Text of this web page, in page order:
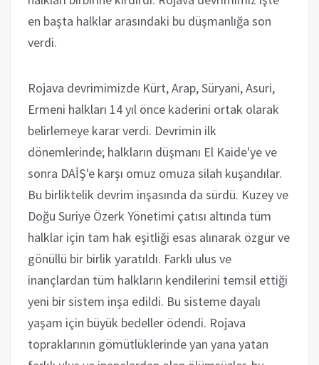
en başta halklar arasındaki bu düşmanlığa son
verdi.
Rojava devrimimizde Kürt, Arap, Süryani, Asuri,
Ermeni halkları 14 yıl önce kaderini ortak olarak
belirlemeye karar verdi. Devrimin ilk
dönemlerinde; halkların düşmanı El Kaide'ye ve
sonra DAİŞ'e karşı omuz omuza silah kuşandılar.
Bu birliktelik devrim inşasında da sürdü. Kuzey ve
Doğu Suriye Özerk Yönetimi çatısı altında tüm
halklar için tam hak eşitliği esas alınarak özgür ve
gönüllü bir birlik yaratıldı. Farklı ulus ve
inançlardan tüm halkların kendilerini temsil ettiği
yeni bir sistem inşa edildi. Bu sisteme dayalı
yaşam için büyük bedeller ödendi. Rojava
topraklarının gömütlüklerinde yan yana yatan